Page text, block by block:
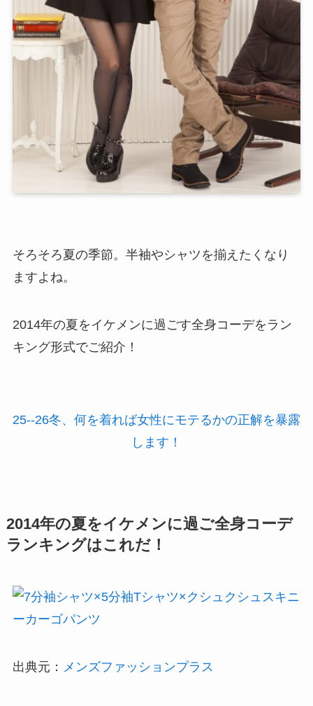
そろそろ夏の季節。半袖やシャツを揃えたくなり
ますよね。
2014年の夏をイケメンに過ごす全身コーデをラン
キング形式でご紹介！
25--26冬、何を着れば女性にモテるかの正解を暴露
します！
2014年の夏をイケメンに過ご全身コーデ
ランキングはこれだ！
出典元： メンズファッションプラス